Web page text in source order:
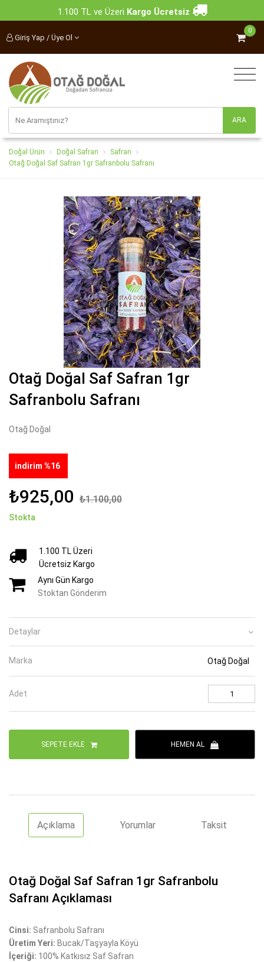
1.100 TL ve Üzeri Kargo Ücretsiz
Giriş Yap / Üye Ol
0
Doğal Ürün Doğal Safran
Safran
Otağ Doğal Saf Safran 1gr Safranbolu Safranı
Otağ Doğal Saf Safran 1gr
Safranbolu Safranı
Otağ Doğal
indirim %16
₺925,00 ₺1.100,00
Stokta
1.100 TL Üzeri
Ücretsiz Kargo
Aynı Gün Kargo
Stoktan Gönderim
Detaylar
Marka Otağ Doğal
Adet
SEPETE EKLE HEMEN AL
Açıklama Yorumlar Taksit
Otağ Doğal Saf Safran 1gr Safranbolu
Safranı Açıklaması
Cinsi: Safranbolu Safranı
Üretim Yeri: Bucak/Taşyayla Köyü
İçeriği: 100% Katkısız Saf Safran